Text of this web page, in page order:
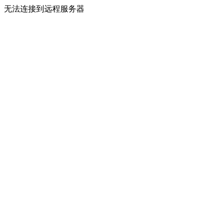
无法连接到远程服务器